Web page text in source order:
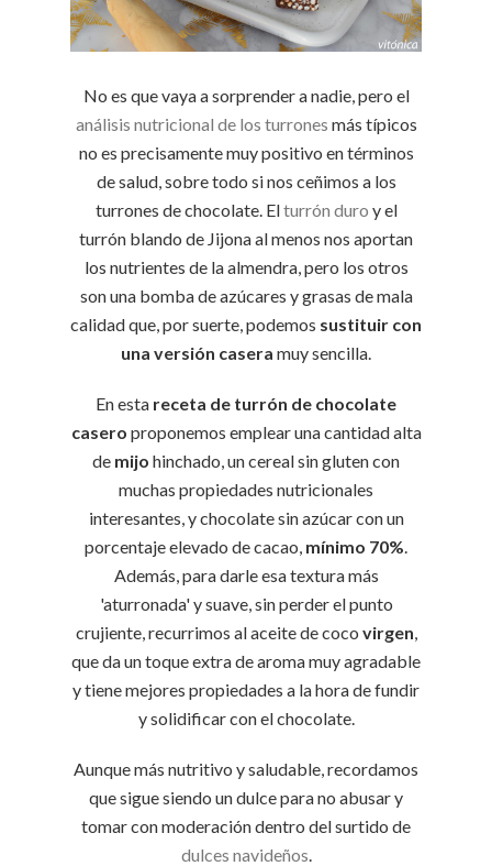
No es que vaya a sorprender a nadie, pero el
análisis nutricional de los turrones más típicos
no es precisamente muy positivo en términos
de salud, sobre todo si nos ceñimos a los
turrones de chocolate. Elturrón duro y el
turrón blando de Jijona al menos nos aportan
los nutrientes de la almendra, pero los otros
son una bomba de azúcares y grasas de mala
calidad que, por suerte, podemos sustituir con
una versión casera muy sencilla.
En esta receta de turrón de chocolate
casero proponemos emplear una cantidad alta
de mijo hinchado, un cereal sin gluten con
muchas propiedades nutricionales
interesantes, y chocolate sin azúcar con un
porcentaje elevado de cacao, mínimo 70%
Además, para darle esa textura más
'aturronada' y suave, sin perder el punto
crujiente, recurrimos al aceite de coco virgen
que da un toque extra de aroma muy agradable
y tiene mejores propiedades a la hora de fundir
y solidificar con el chocolate.
Aunque más nutritivo y saludable, recordamos
que sigue siendo un dulce para no abusar y
tomar con moderación dentro del surtido de
dulces navideños